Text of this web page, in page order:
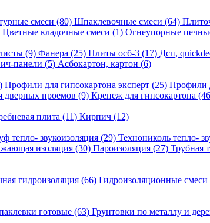
смеси (80) Шпаклевочные смеси (64)
Цветные кладочные смеси (1) Огнеупорные
(9) Фанера (25) Плиты осб-3 (17) Дсп,
панели (5) Асбокартон, картон (6)
Профили для гипсокартона эксперт (25) Профили
дверных проемов (9) Крепеж для гипсокартона
плита (11) Кирпич (12)
тепло- звукоизоляция (29) Технониколь тепло-
изоляция (30) Пароизоляция (27) Трубная
гидроизоляция (66) Гидроизоляционные смеси
готовые (63) Грунтовки по металлу и